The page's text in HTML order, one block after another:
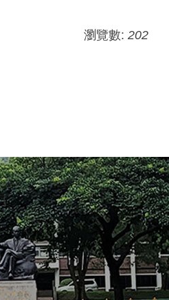
瀏覽數: 202